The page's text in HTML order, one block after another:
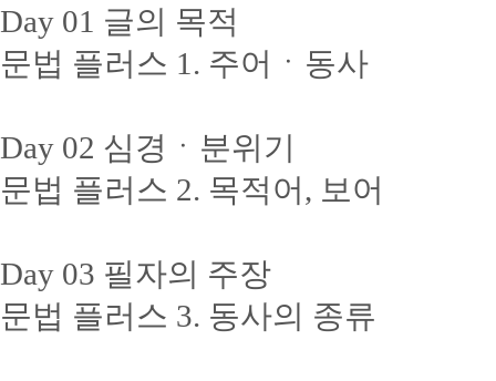
Day 01 글의 목적
문법 플러스 1. 주어ㆍ동사
Day 02 심경ㆍ분위기
문법 플러스 2. 목적어, 보어
Day 03 필자의 주장
문법 플러스 3. 동사의 종류